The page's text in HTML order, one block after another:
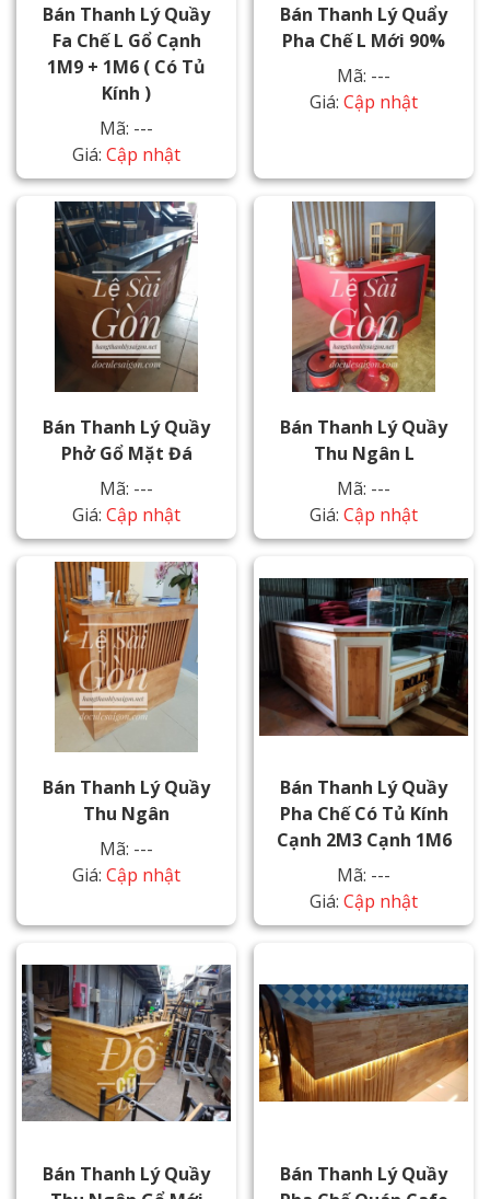
Bán Thanh Lý Quầy
Fa Chế L Gổ Cạnh
1M9 + 1M6 ( Có Tủ
Kính )
Mã: ---
Giá: Cập nhật
Bán Thanh Lý Quẩy
Pha Chế L Mới 90%
Mã: ---
Giá: Cập nhật
Bán Thanh Lý Quầy
Phở Gổ Mặt Đá
Mã: ---
Giá: Cập nhật
Bán Thanh Lý Quầy
Thu Ngân L
Mã: ---
Giá: Cập nhật
Bán Thanh Lý Quầy
Thu Ngân
Mã: ---
Giá: Cập nhật
Bán Thanh Lý Quầy
Pha Chế Có Tủ Kính
Cạnh 2M3 Cạnh 1M6
Mã: ---
Giá: Cập nhật
Bán Thanh Lý Quầy
Bán Thanh Lý Quầy